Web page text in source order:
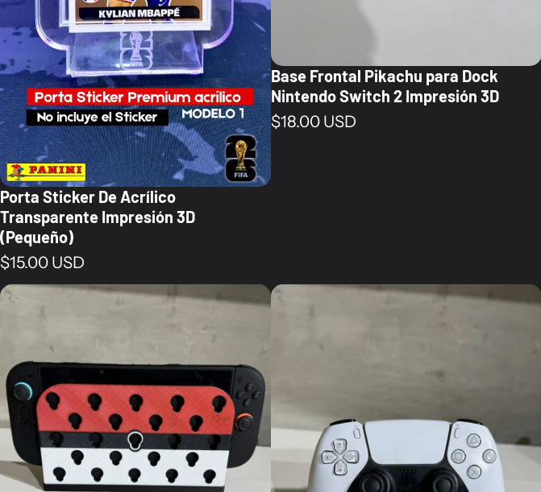
Porta Sticker De Acrílico
Transparente Impresión 3D
(Pequeño)
Precio normal
$15.00 USD
Base Frontal Pikachu para Dock
Nintendo Switch 2 Impresión 3D
Precio normal
$18.00 USD